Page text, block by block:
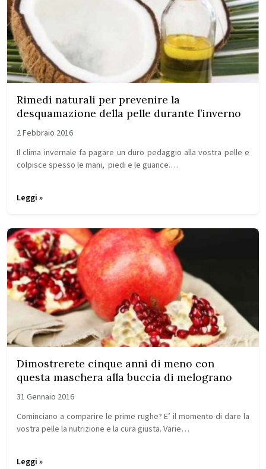
Rimedi naturali per prevenire la
desquamazione della pelle durante l’inverno
2 Febbraio 2016
Il clima invernale fa pagare un duro pedaggio alla vostra pelle e
colpisce spesso le mani, piedi e le guance.…
Leggi »
Dimostrerete cinque anni di meno con
questa maschera alla buccia di melograno
31 Gennaio 2016
Cominciano a comparire le prime rughe? E’ il momento di dare la
vostra pelle la nutrizione e la cura giusta. Varie…
Leggi »